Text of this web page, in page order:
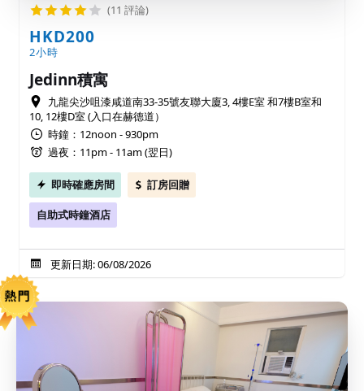
(11 評論)
HKD200
2小時
Jedinn積寓
九龍尖沙咀漆咸道南33-35號友聯大廈3, 4樓E室 和7樓B室和
10, 12樓D室 (入口在赫德道）
時鐘：12noon - 930pm
過夜：11pm - 11am (翌日)
即時確應房間 訂房回贈
自助式時鐘酒店
更新日期: 06/08/2026